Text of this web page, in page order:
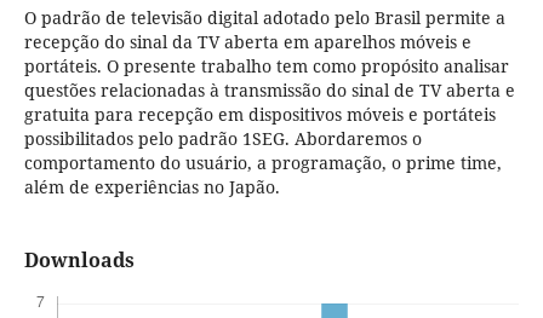
O padrão de televisão digital adotado pelo Brasil permite a
recepção do sinal da TV aberta em aparelhos móveis e
portáteis. O presente trabalho tem como propósito analisar
questões relacionadas à transmissão do sinal de TV aberta e
gratuita para recepção em dispositivos móveis e portáteis
possibilitados pelo padrão 1SEG. Abordaremos o
comportamento do usuário, a programação, o prime time,
além de experiências no Japão.
Downloads